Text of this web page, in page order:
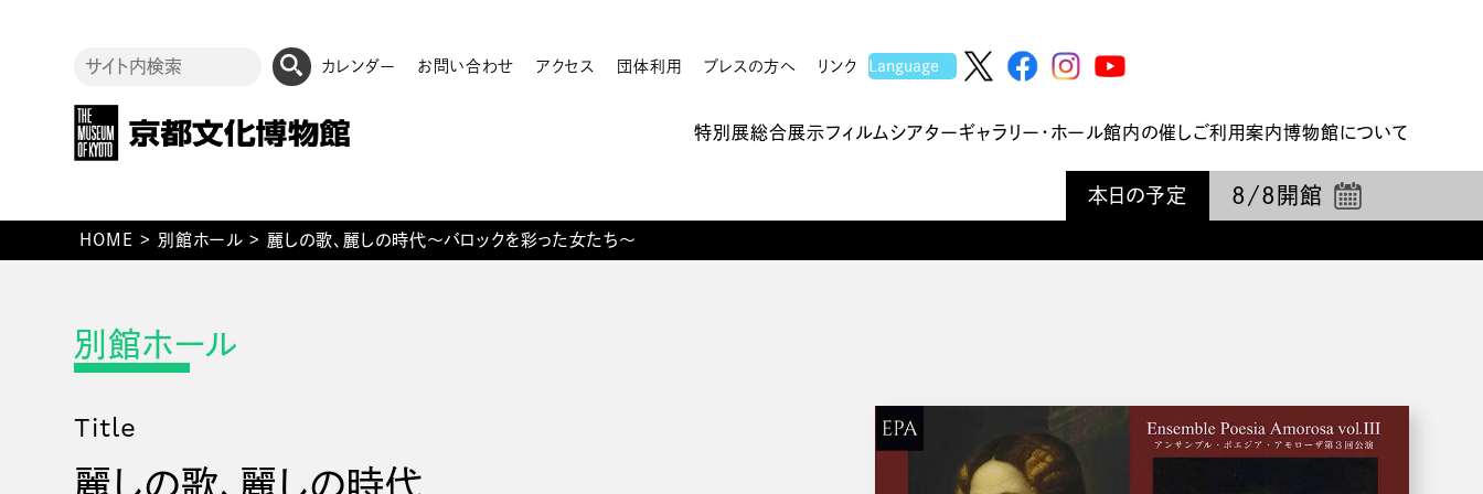
カレンダー お問い合わせ アクセス 団体利用 プレスの方へ リンク
特別展総合展示フィルムシアターギャラリー・ホール館内の催しご利用案内博物館について
本日の予定 8/8 開館
HOME > 別館ホール> 麗しの歌、麗しの時代～バロックを彩った女たち～
Title
麗しの歌、麗しの時代